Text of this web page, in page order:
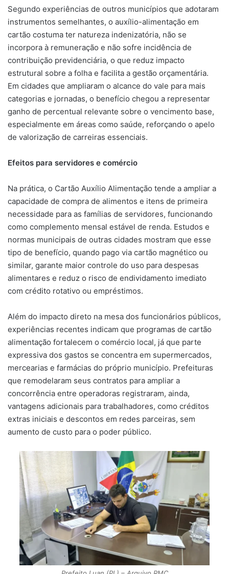
Segundo experiências de outros municípios que adotaram
instrumentos semelhantes, o auxílio-alimentação em
cartão costuma ter natureza indenizatória, não se
incorpora à remuneração e não sofre incidência de
contribuição previdenciária, o que reduz impacto
estrutural sobre a folha e facilita a gestão orçamentária.
Em cidades que ampliaram o alcance do vale para mais
categorias e jornadas, o benefício chegou a representar
ganho de percentual relevante sobre o vencimento base,
especialmente em áreas como saúde, reforçando o apelo
de valorização de carreiras essenciais.
Efeitos para servidores e comércio
Na prática, o Cartão Auxílio Alimentação tende a ampliar a
capacidade de compra de alimentos e itens de primeira
necessidade para as famílias de servidores, funcionando
como complemento mensal estável de renda. Estudos e
normas municipais de outras cidades mostram que esse
tipo de benefício, quando pago via cartão magnético ou
similar, garante maior controle do uso para despesas
alimentares e reduz o risco de endividamento imediato
com crédito rotativo ou empréstimos.
Além do impacto direto na mesa dos funcionários públicos,
experiências recentes indicam que programas de cartão
alimentação fortalecem o comércio local, já que parte
expressiva dos gastos se concentra em supermercados,
mercearias e farmácias do próprio município. Prefeituras
que remodelaram seus contratos para ampliar a
concorrência entre operadoras registraram, ainda,
vantagens adicionais para trabalhadores, como créditos
extras iniciais e descontos em redes parceiras, sem
aumento de custo para o poder público.